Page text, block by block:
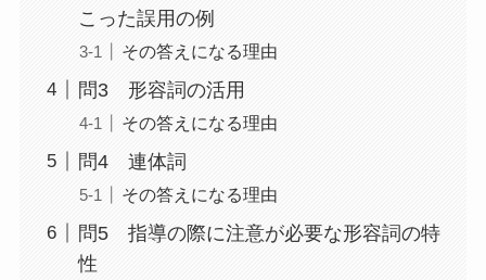
こった誤用の例
その答えになる理由
問3 形容詞の活用
その答えになる理由
問4 連体詞
その答えになる理由
問5 指導の際に注意が必要な形容詞の特
性